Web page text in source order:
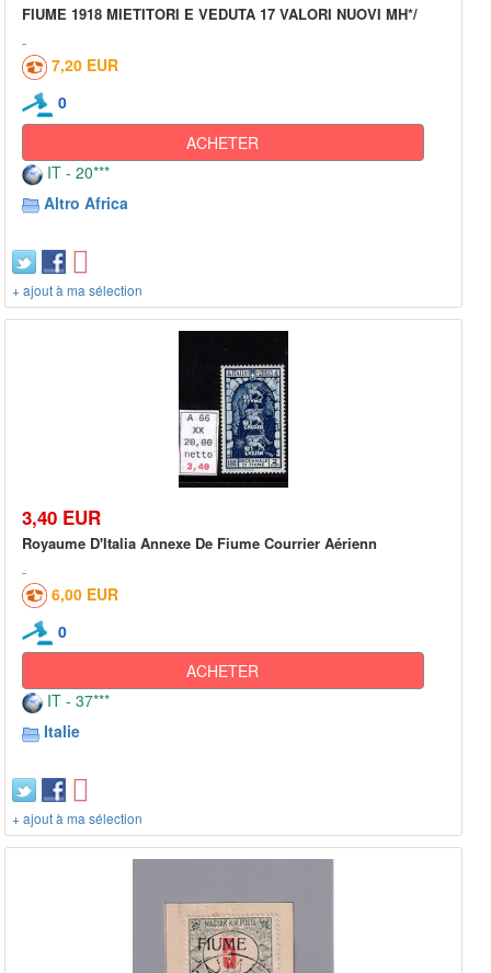
FIUME 1918 MIETITORI E VEDUTA 17 VALORI NUOVI MH*/
7,20 EUR
0
ACHETER
IT - 20***
Altro Africa
+ ajout à ma sélection
3,40 EUR
Royaume D'Italia Annexe De Fiume Courrier Aérienn
6,00 EUR
0
ACHETER
IT - 37***
Italie
+ ajout à ma sélection